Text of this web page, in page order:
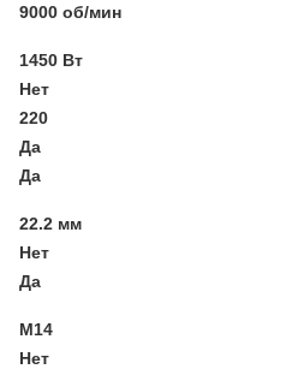
9000 об/мин
1450 Вт
Нет
220
Да
Да
22.2 мм
Нет
Да
M14
Нет